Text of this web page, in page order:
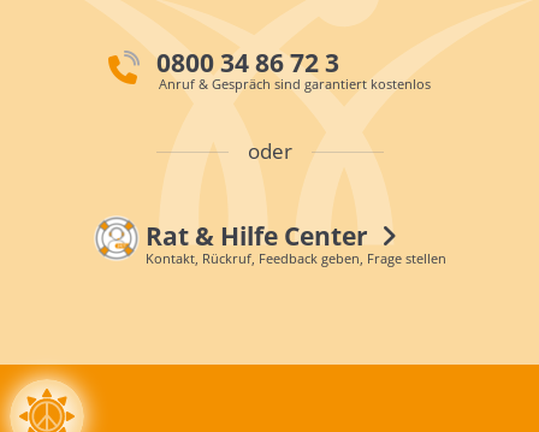
0800 34 86 72 3
Anruf & Gespräch sind garantiert kostenlos
oder
Rat & Hilfe Center
Kontakt, Rückruf, Feedback geben, Frage stellen